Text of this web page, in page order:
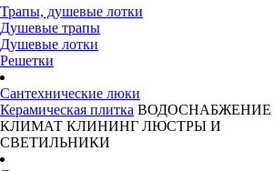
Трапы, душевые лотки
Душевые трапы
Душевые лотки
Решетки
Сантехнические люки
Керамическая плитка
КЛИМАТ КЛИНИНГ ЛЮСТРЫ И
СВЕТИЛЬНИКИ